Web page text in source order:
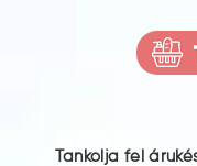
Tankolja fel